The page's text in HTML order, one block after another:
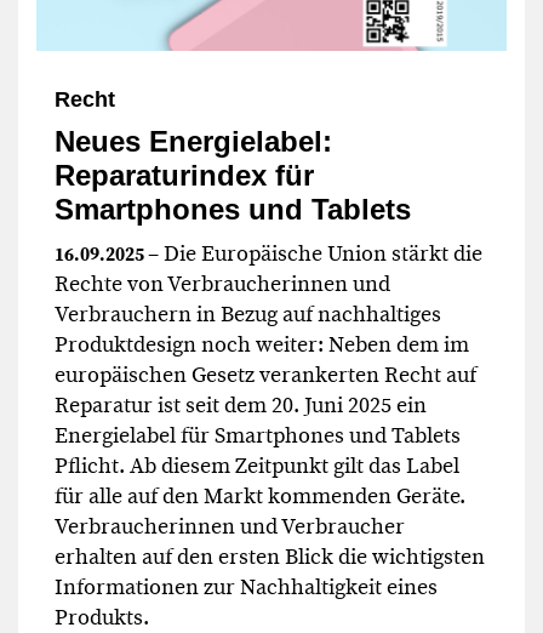
Recht
Neues Energielabel:
Reparaturindex für
Smartphones und Tablets
16.09.2025– Die Europäische Union stärkt die
Rechte von Verbraucherinnen und
Verbrauchern in Bezug auf nachhaltiges
Produktdesign noch weiter: Neben dem im
europäischen Gesetz verankerten Recht auf
Reparatur ist seit dem 20. Juni 2025 ein
Energielabel für Smartphones und Tablets
Pflicht. Ab diesem Zeitpunkt gilt das Label
für alle auf den Markt kommenden Geräte.
Verbraucherinnen und Verbraucher
erhalten auf den ersten Blick die wichtigsten
Informationen zur Nachhaltigkeit eines
Produkts.